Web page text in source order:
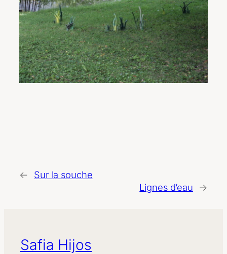
←
Sur la souche
Lignes d’eau
→
Safia Hijos